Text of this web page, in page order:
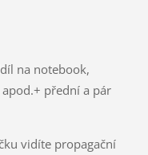
na notebook,
přední a pár
vidíte propagační